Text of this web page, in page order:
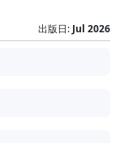
出版日: Jul 2026